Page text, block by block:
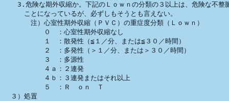
3.危険な期外収縮か。下記のＬｏｗｎの分類の３以上は、危険な不整
ことになっているが、必ずしもそうとも言えない。
注）心室性期外収縮（ＰＶＣ）の重症度分類（Ｌｏｗｎ）
０　：心室性期外収縮なし
１　：散発性（≦１／分、または≦３０／時間）
２　：多発性（＞１／分、または＞３０／時間）
３　：多源性
４ａ：２連発
４ｂ：３連発またはそれ以上
５　：Ｒ　ｏｎ　Ｔ
３）処置